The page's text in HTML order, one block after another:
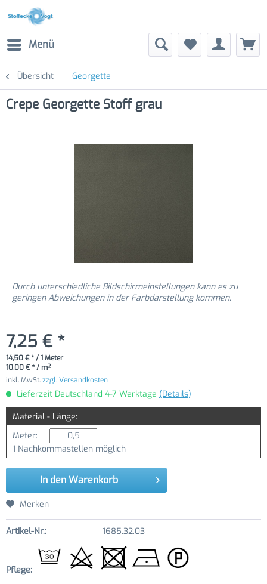
Menü
Übersicht Georgette
Crepe Georgette Stoff grau
Durch unterschiedliche Bildschirmeinstellungen kann es zu
geringen Abweichungen in der Farbdarstellung kommen.
7,25 € *
14,50 € * / 1 Meter
10,00 € * / m²
inkl. MwSt.zzgl. Versandkosten
Lieferzeit Deutschland 4-7 Werktage (Details)
Material - Länge:
Meter:
1 Nachkommastellen möglich
In den Warenkorb
Merken
Artikel-Nr.: 1685.32.03
Pflege: